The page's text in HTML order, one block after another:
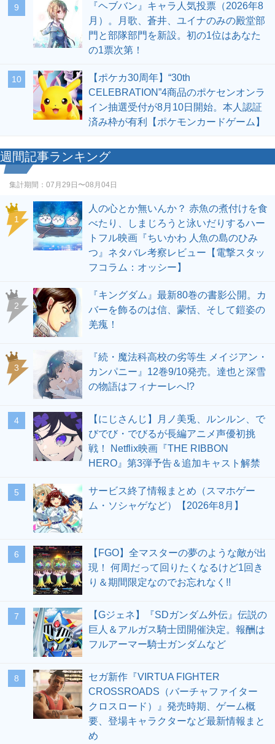
9
『ヘブバン』キャラ人気投票（2026年8
月）。月歌、蒼井、ユイナのみの殿堂部
門と部隊部門を新設。初の1位はあなた
の1票次第！
10
【ポケカ30周年】“30th
CELEBRATION”4商品のポケセンオンラ
イン抽選受付が8月10日開始。本人認証
済み枠が有利【ポケモンカードゲーム】
週間記事ランキング
集計期間： 07月29日〜08月04日
1
人の心とか無いんか？ 赤魚の煮付けを食
べたり、しまじろうと泳いだりするハー
トフル映画『ちいかわ 人魚の島のひみ
つ』ネタバレ考察レビュー【電撃スタッ
フコラム：オッシー】
2
『キングダム』最新80巻の書影公開。カ
バーを飾るのは信、蒙恬、そして鎧姿の
羌瘣！
3
『続・魔法科高校の劣等生 メイジアン・
カンパニー』12巻9/10発売。達也と深雪
の物語はフィナーレへ!?
4
【にじさんじ】月ノ美兎、ルンルン、で
びでび・でびるが長編アニメ声優初挑
戦！ Netflix映画『THE RIBBON
HERO』第3弾予告＆追加キャスト解禁
5
サービス終了情報まとめ（スマホゲー
ム・ソシャゲなど）【2026年8月】
6
【FGO】全マスターの夢のような敵が出
現！ 何周だって回りたくなるけど1回き
り＆期間限定なのでお忘れなく!!
7
【Gジェネ】『SDガンダム外伝』伝説の
巨人＆アルガス騎士団開催決定。報酬は
フルアーマー騎士ガンダムなど
8
セガ新作『VIRTUA FIGHTER
CROSSROADS（バーチャファイター
クロスロード）』発売時期、ゲーム概
要、登場キャラクターなど最新情報まと
め